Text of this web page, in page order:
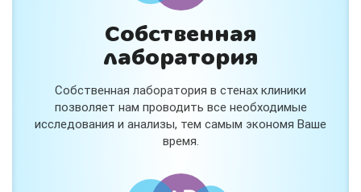
Собственная
лаборатория
Собственная лаборатория в стенах клиники
позволяет нам проводить все необходимые
исследования и анализы, тем самым экономя Ваше
время.
Нет, спасибо
Я согласен на обработкуперсональных данных
Работает наСтримвуд